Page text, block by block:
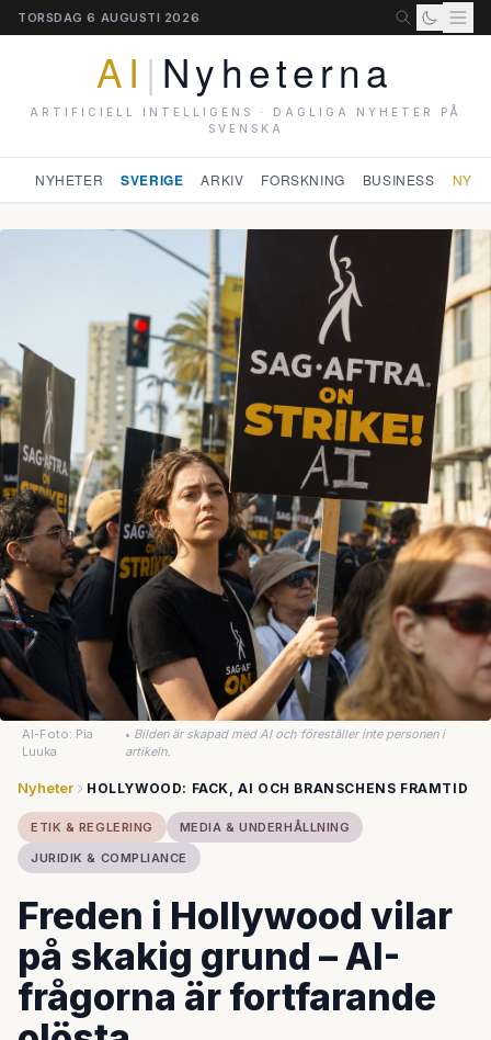
TORSDAG 6 AUGUSTI 2026
AI | Nyheterna
ARTIFICIELL INTELLIGENS · DAGLIGA NYHETER PÅ
SVENSKA
NYHETER SVERIGE ARKIV FORSKNING BUSINESS
AI-Foto: Pia
Luuka
• Bilden är skapad med AI och föreställer inte personen i
artikeln.
Nyheter HOLLYWOOD: FACK, AI OCH BRANSCHENS FRAMTID
ETIK & REGLERING
MEDIA & UNDERHÅLLNING
JURIDIK & COMPLIANCE
Freden i Hollywood vilar
på skakig grund – AI-
frågorna är fortfarande